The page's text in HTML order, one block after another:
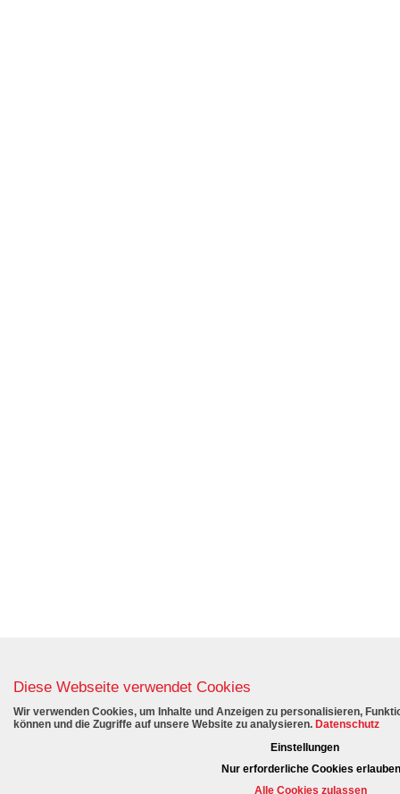
Diese Webseite verwendet Cookies
Wir verwenden Cookies, um Inhalte und Anzeigen zu personalisieren,
können und die Zugriffe auf unsere Website zu analysieren. Datenschutz
Einstellungen
Nur erforderliche Cookies erlauben
Alle Cookies zulassen